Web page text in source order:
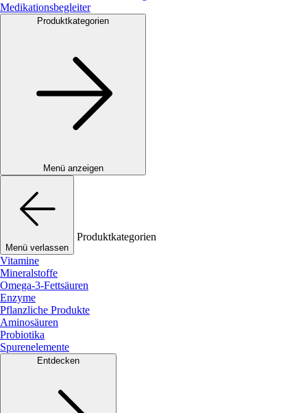
Medikationsbegleiter
Produktkategorien
Menü anzeigen
Menü verlassen
Produktkategorien
Vitamine
Mineralstoffe
Omega-3-Fettsäuren
Enzyme
Pflanzliche Produkte
Aminosäuren
Probiotika
Spurenelemente
Entdecken